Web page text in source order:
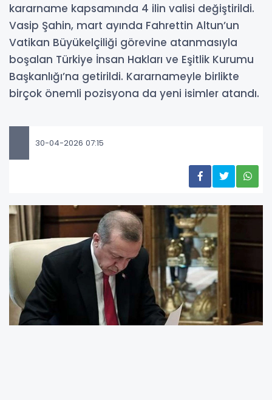
kararname kapsamında 4 ilin valisi değiştirildi.
Vasip Şahin, mart ayında Fahrettin Altun’un
Vatikan Büyükelçiliği görevine atanmasıyla
boşalan Türkiye İnsan Hakları ve Eşitlik Kurumu
Başkanlığı’na getirildi. Kararnameyle birlikte
birçok önemli pozisyona da yeni isimler atandı.
30-04-2026 07:15